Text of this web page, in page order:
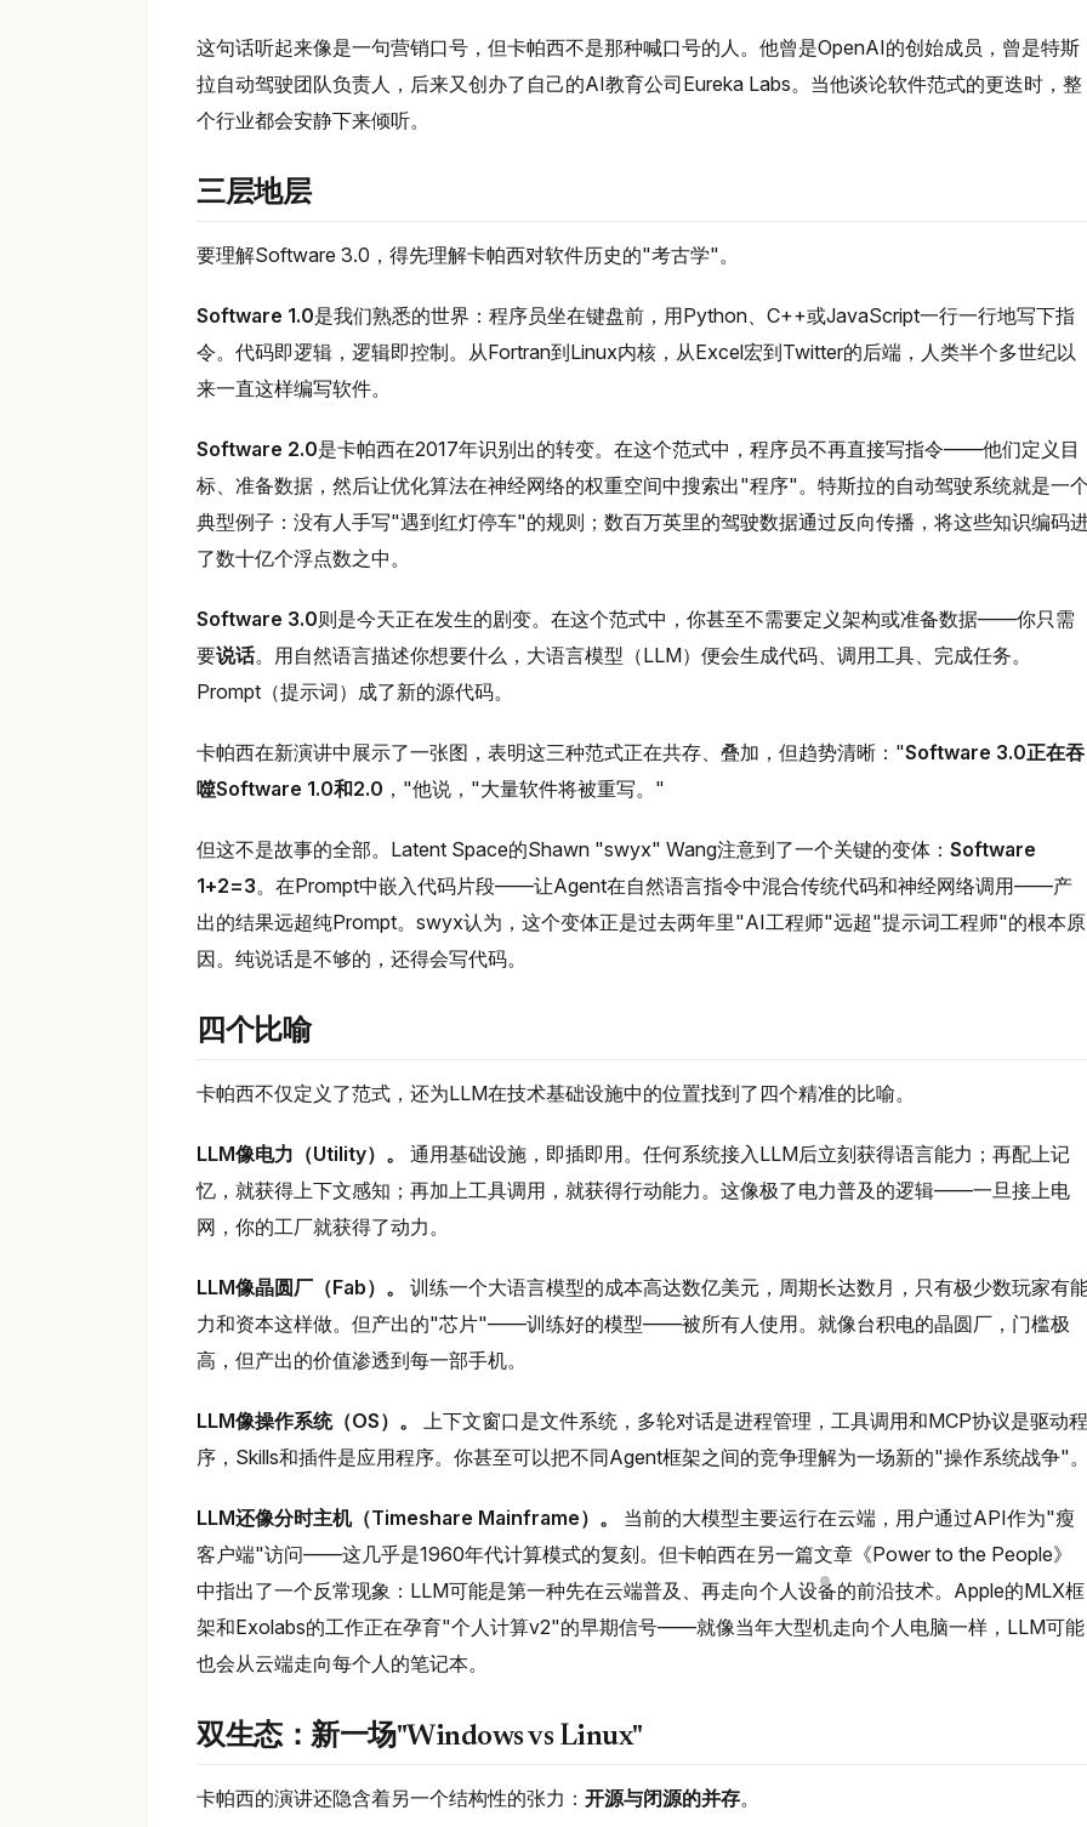
这句话听起来像是一句营销口号，但卡帕西不是那种喊口号的人。他曾是OpenAI的创始成员，曾是特斯
拉自动驾驶团队负责人，后来又创办了自己的AI教育公司Eureka Labs。当他谈论软件范式的更迭时，整
个行业都会安静下来倾听。
三层地层
要理解Software 3.0，得先理解卡帕西对软件历史的"考古学"。
Software 1.0是我们熟悉的世界：程序员坐在键盘前，用Python、C++或JavaScript一行一行地写下指
令。代码即逻辑，逻辑即控制。从Fortran到Linux内核，从Excel宏到Twitter的后端，人类半个多世纪以
来一直这样编写软件。
Software 2.0是卡帕西在2017年识别出的转变。在这个范式中，程序员不再直接写指令——他们定义目
标、准备数据，然后让优化算法在神经网络的权重空间中搜索出"程序"。特斯拉的自动驾驶系统就是一
典型例子：没有人手写"遇到红灯停车"的规则；数百万英里的驾驶数据通过反向传播，将这些知识编码
了数十亿个浮点数之中。
Software 3.0则是今天正在发生的剧变。在这个范式中，你甚至不需要定义架构或准备数据——你只需
要说话。用自然语言描述你想要什么，大语言模型（LLM）便会生成代码、调用工具、完成任务。
Prompt（提示词）成了新的源代码。
卡帕西在新演讲中展示了一张图，表明这三种范式正在共存、叠加，但趋势清晰："Software 3.0正在吞
噬Software 1.0和2.0 ，"他说，"大量软件将被重写。"
但这不是故事的全部。Latent Space的Shawn "swyx" Wang注意到了一个关键的变体： Software
1+2=3。在Prompt中嵌入代码片段——让Agent在自然语言指令中混合传统代码和神经网络调用——产
出的结果远超纯Prompt。swyx认为，这个变体正是过去两年里"AI工程师"远超"提示词工程师"的根本原
因。纯说话是不够的，还得会写代码。
四个比喻
卡帕西不仅定义了范式，还为LLM在技术基础设施中的位置找到了四个精准的比喻。
LLM像电力（Utility）。
通用基础设施，即插即用。任何系统接入LLM后立刻获得语言能力；再配上记
忆，就获得上下文感知；再加上工具调用，就获得行动能力。这像极了电力普及的逻辑——一旦接上电
网，你的工厂就获得了动力。
LLM像晶圆厂（Fab）。
训练一个大语言模型的成本高达数亿美元，周期长达数月，只有极少数玩家有
力和资本这样做。但产出的"芯片"——训练好的模型——被所有人使用。就像台积电的晶圆厂，门槛极
高，但产出的价值渗透到每一部手机。
LLM像操作系统（OS）。
上下文窗口是文件系统，多轮对话是进程管理，工具调用和MCP协议是驱动程
序，Skills和插件是应用程序。你甚至可以把不同Agent框架之间的竞争理解为一场新的"操作系统战争"
LLM还像分时主机（Timeshare Mainframe）。
当前的大模型主要运行在云端，用户通过API作为"瘦
客户端"访问——这几乎是1960年代计算模式的复刻。但卡帕西在另一篇文章《Power to the People》
中指出了一个反常现象：LLM可能是第一种先在云端普及、再走向个人设备的前沿技术。Apple的MLX框
架和Exolabs的工作正在孕育"个人计算v2"的早期信号——就像当年大型机走向个人电脑一样，LLM可能
也会从云端走向每个人的笔记本。
双生态：新一场"Windows vs Linux"
卡帕西的演讲还隐含着另一个结构性的张力： 开源与闭源的并存。